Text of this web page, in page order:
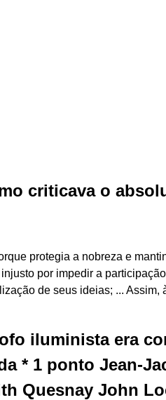
criticava o
protegia a nobreza e
por impedir a
de seus ideias; ... Assim,
iluminista era
* 1 ponto Jean-
Quesnay John